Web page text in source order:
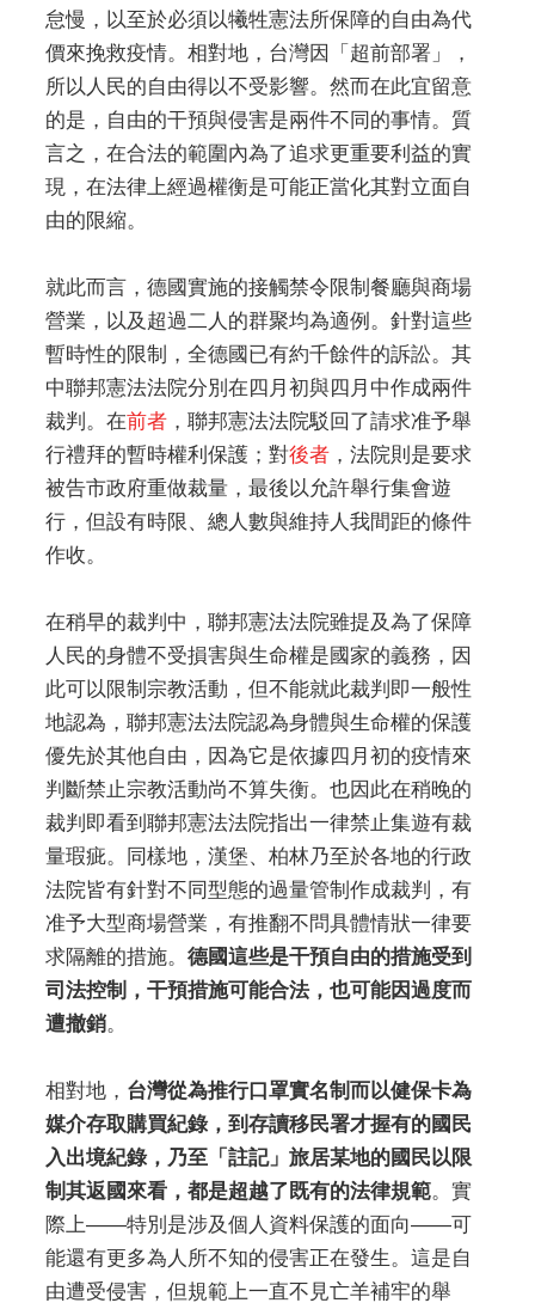
怠慢，以至於必須以犧牲憲法所保障的自由為代
價來挽救疫情。相對地，台灣因「超前部署」，
所以人民的自由得以不受影響。然而在此宜留意
的是，自由的干預與侵害是兩件不同的事情。質
言之，在合法的範圍內為了追求更重要利益的實
現，在法律上經過權衡是可能正當化其對立面自
由的限縮。
就此而言，德國實施的接觸禁令限制餐廳與商場
營業，以及超過二人的群聚均為適例。針對這些
暫時性的限制，全德國已有約千餘件的訴訟。其
中聯邦憲法法院分別在四月初與四月中作成兩件
裁判。在前者，聯邦憲法法院駁回了請求准予舉
行禮拜的暫時權利保護；對後者，法院則是要求
被告市政府重做裁量，最後以允許舉行集會遊
行，但設有時限、總人數與維持人我間距的條件
作收。
在稍早的裁判中，聯邦憲法法院雖提及為了保障
人民的身體不受損害與生命權是國家的義務，因
此可以限制宗教活動，但不能就此裁判即一般性
地認為，聯邦憲法法院認為身體與生命權的保護
優先於其他自由，因為它是依據四月初的疫情來
判斷禁止宗教活動尚不算失衡。也因此在稍晚的
裁判即看到聯邦憲法法院指出一律禁止集遊有裁
量瑕疵。同樣地，漢堡、柏林乃至於各地的行政
法院皆有針對不同型態的過量管制作成裁判，有
准予大型商場營業，有推翻不問具體情狀一律要
求隔離的措施。 德國這些是干預自由的措施受到
司法控制，干預措施可能合法，也可能因過度而
遭撤銷。
相對地， 台灣從為推行口罩實名制而以健保卡為
媒介存取購買紀錄，到存讀移民署才握有的國民
入出境紀錄，乃至「註記」旅居某地的國民以限
制其返國來看，都是超越了既有的法律規範。實
際上——特別是涉及個人資料保護的面向——可
能還有更多為人所不知的侵害正在發生。這是自
由遭受侵害，但規範上一直不見亡羊補牢的舉